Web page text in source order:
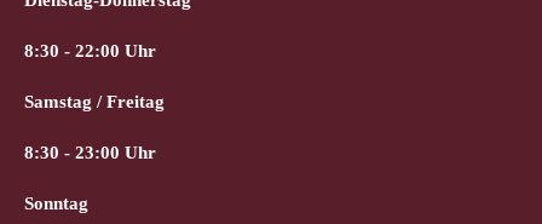
8:30 - 22:00 Uhr
Samstag / Freitag
8:30 - 23:00 Uhr
Sonntag